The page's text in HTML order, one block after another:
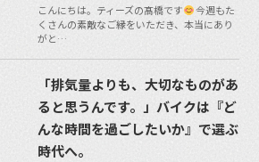
こんにちは。ティーズの髙橋です
今週もた
くさんの素敵なご縁をいただき、本当にあり
がと…
「排気量よりも、大切なものがあ
ると思うんです。」バイクは『ど
んな時間を過ごしたいか』で選ぶ
時代へ。